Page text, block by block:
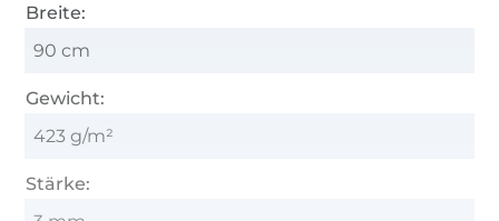
Breite:
90 cm
Gewicht:
423 g/m²
Stärke: